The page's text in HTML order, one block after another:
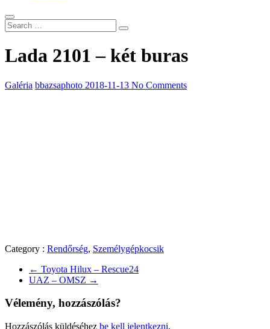
Lada 2101 – két buras
Galéria bbazsaphoto 2018-11-13 No Comments
Category : Rendőrség, Személygépkocsik
← Toyota Hilux – Rescue24
UAZ – OMSZ →
Vélemény, hozzászólás?
Hozzászólás küldéséhez be kell jelentkezni.